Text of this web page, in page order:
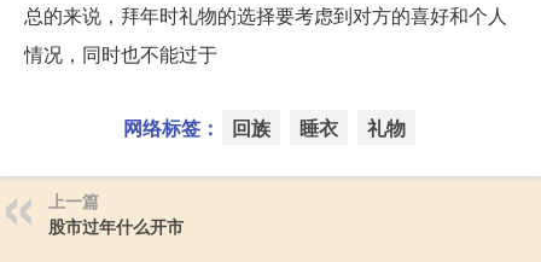
总的来说，拜年时礼物的选择要考虑到对方的喜好和个人
情况，同时也不能过于
网络标签： 回族 睡衣 礼物
上一篇
股市过年什么开市